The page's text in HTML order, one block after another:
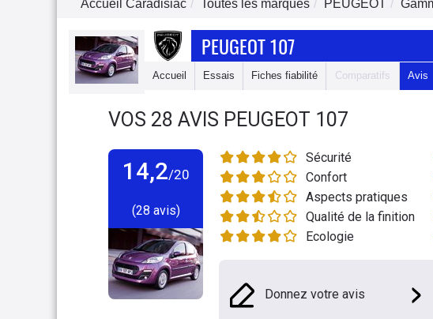
Accueil Caradisiac Toutes les marques PEUGEOT
PEUGEOT 107
Accueil Essais Fiches fiabilité Comparatifs Avis
VOS 28 AVIS PEUGEOT 107
14,2/20
(28 avis)
Sécurité
Confort
Aspects pratiques
Qualité de la finition
Ecologie
Donnez votre avis